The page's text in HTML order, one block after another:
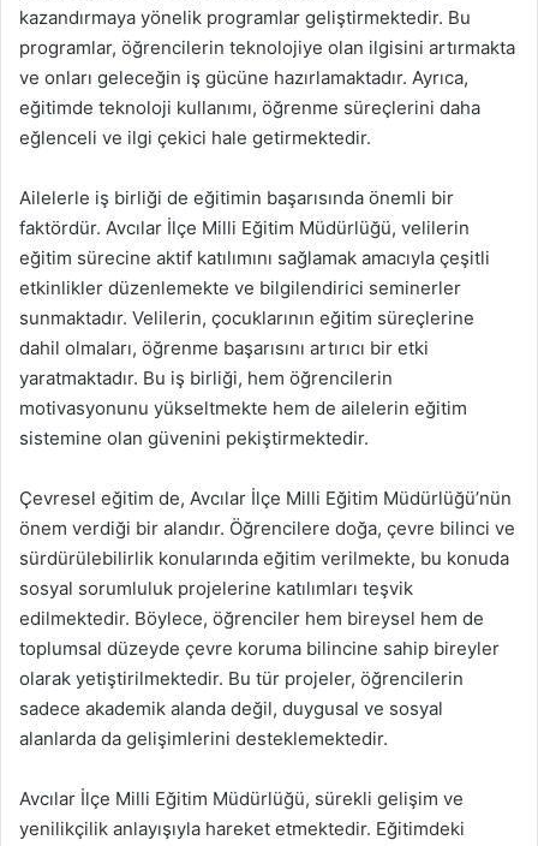
kazandırmaya yönelik programlar geliştirmektedir. Bu
programlar, öğrencilerin teknolojiye olan ilgisini artırmakta
ve onları geleceğin iş gücüne hazırlamaktadır. Ayrıca,
eğitimde teknoloji kullanımı, öğrenme süreçlerini daha
eğlenceli ve ilgi çekici hale getirmektedir.
Ailelerle iş birliği de eğitimin başarısında önemli bir
faktördür. Avcılar İlçe Milli Eğitim Müdürlüğü, velilerin
eğitim sürecine aktif katılımını sağlamak amacıyla çeşitli
etkinlikler düzenlemekte ve bilgilendirici seminerler
sunmaktadır. Velilerin, çocuklarının eğitim süreçlerine
dahil olmaları, öğrenme başarısını artırıcı bir etki
yaratmaktadır. Bu iş birliği, hem öğrencilerin
motivasyonunu yükseltmekte hem de ailelerin eğitim
sistemine olan güvenini pekiştirmektedir.
Çevresel eğitim de, Avcılar İlçe Milli Eğitim Müdürlüğü’nün
önem verdiği bir alandır. Öğrencilere doğa, çevre bilinci ve
sürdürülebilirlik konularında eğitim verilmekte, bu konuda
sosyal sorumluluk projelerine katılımları teşvik
edilmektedir. Böylece, öğrenciler hem bireysel hem de
toplumsal düzeyde çevre koruma bilincine sahip bireyler
olarak yetiştirilmektedir. Bu tür projeler, öğrencilerin
sadece akademik alanda değil, duygusal ve sosyal
alanlarda da gelişimlerini desteklemektedir.
Avcılar İlçe Milli Eğitim Müdürlüğü, sürekli gelişim ve
yenilikçilik anlayışıyla hareket etmektedir. Eğitimdeki